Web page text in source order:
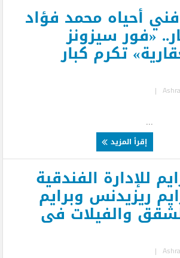
أحياه محمد فؤاد
«فور سيزونز
تكرم كبار
|
إقرأ المزيد
للإدارة الفندقية
ريزيدنس وبرايم
والفيلات فى
|